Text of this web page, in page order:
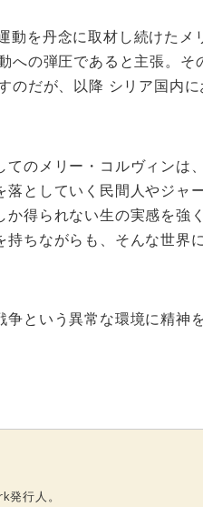
動を丹念に取材し続けたメ
への弾圧であると主張。そ
のだが、以降 シリア国内に
のメリー・コルヴィンは、
としていく民間人やジャ
得られない生の実感を強く
ちながらも、そんな世界
という異常な環境に精神
行人。